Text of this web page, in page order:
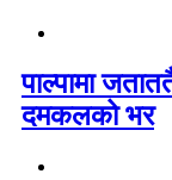
पाल्पामा
दमकलको भर